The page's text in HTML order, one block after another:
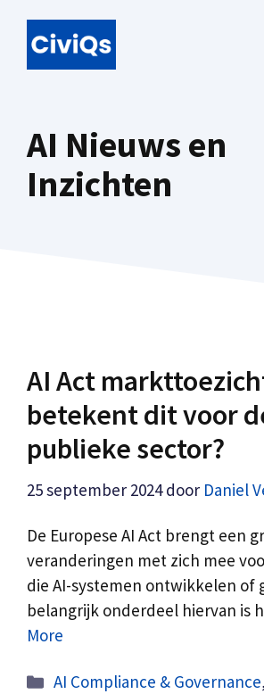
AI Nieuws en
Inzichten
AI Act
betekent dit voor
publieke sector?
25 september 2024 door Daniel
De Europese AI Act brengt een
veranderingen met zich mee
die AI-systemen ontwikkelen of
belangrijk onderdeel hiervan is
More
Categorieën
AI Compliance & Governance